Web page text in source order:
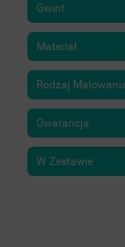
Gwint
Materiał
Rodzaj
Gwarancja
W Zestawie